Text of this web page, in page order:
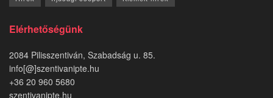
Elérhetőségünk
2084 Pilisszentiván, Szabadság u. 85.
info[@]szentivanipte.hu
+36 20 960 5680
szentivanipte.hu